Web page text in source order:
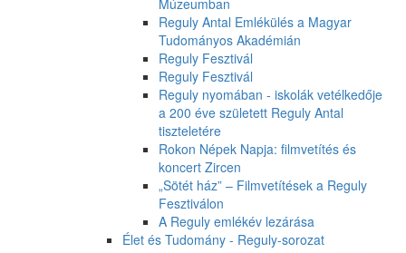
Múzeumban
Reguly Antal Emlékülés a Magyar
Tudományos Akadémián
Reguly Fesztivál
Reguly Fesztivál
Reguly nyomában - iskolák vetélkedője
a 200 éve született Reguly Antal
tiszteletére
Rokon Népek Napja: filmvetítés és
koncert Zircen
„Sötét ház” – Filmvetítések a Reguly
Fesztiválon
A Reguly emlékév lezárása
Élet és Tudomány - Reguly-sorozat